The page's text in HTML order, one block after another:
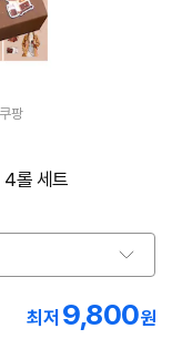
팡
4롤 세트
최저 9,800원